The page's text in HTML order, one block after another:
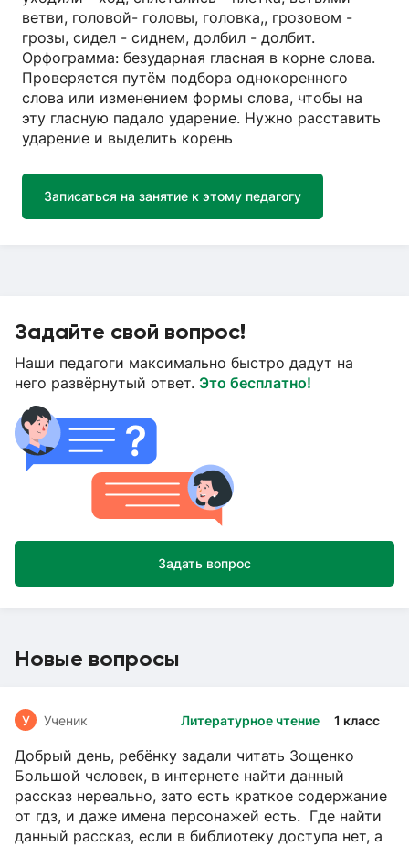
ветви, головой- головы, головка,, грозовом -
грозы, сидел - сиднем, долбил - долбит.
Орфограмма: безударная гласная в корне слова.
Проверяется путём подбора однокоренного
слова или изменением формы слова, чтобы на
эту гласную падало ударение. Нужно расставить
ударение и выделить корень
Записаться на занятие к этому педагогу
Задайте свой вопрос!
Наши педагоги максимально быстро дадут на
него развёрнутый ответ. Это бесплатно!
Задать вопрос
Новые вопросы
Литературное чтение 1 класс
У Ученик
Добрый день, ребёнку задали читать Зощенко
Большой человек, в интернете найти данный
рассказ нереально, зато есть краткое содержание
от гдз, и даже имена персонажей есть. Где найти
данный рассказ, если в библиотеку доступа нет, а